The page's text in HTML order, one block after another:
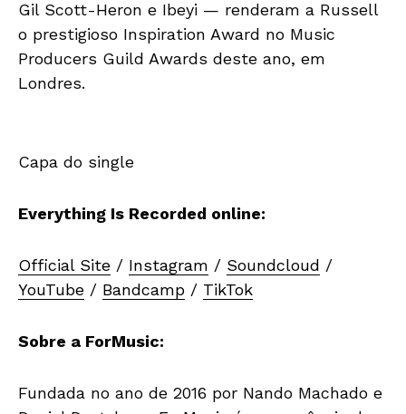
Gil Scott-Heron e Ibeyi — renderam a Russell
o prestigioso Inspiration Award no Music
Producers Guild Awards deste ano, em
Londres.
Capa do single
Everything Is Recorded online:
Official Site / Instagram / Soundcloud /
YouTube / Bandcamp / TikTok
Sobre a ForMusic:
Fundada no ano de 2016 por Nando Machado e